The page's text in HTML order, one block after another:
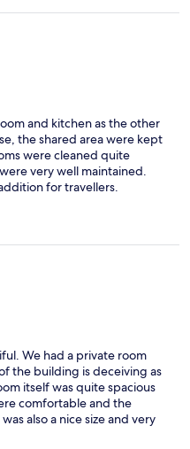
it with a one night stay,
and see the puffins (very
and kitchen as the other
the shared area were kept
were cleaned quite
very well maintained.
for travellers.
were absolutely not
ear plugs, we still hear our
and will definitely return.
try their own draft beer this
We had a private room
the building is deceiving as
itself was quite spacious
comfortable and the
also a nice size and very
that there was quite a